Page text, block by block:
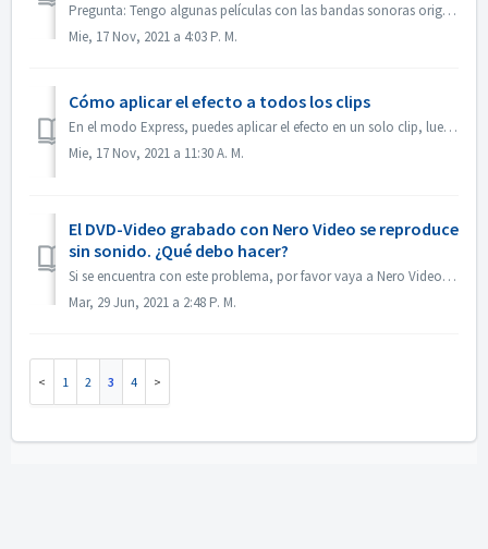
Pregunta: Tengo algunas películas con las bandas sonoras originales en 2 idiomas incluidas (alemán e inglés）. Pero no consigo poner la 2ª pista de audio en ...
Mie, 17 Nov, 2021 a 4:03 P. M.
Cómo aplicar el efecto a todos los clips
En el modo Express, puedes aplicar el efecto en un solo clip, luego abre el "Control de efectos Express", activa "Aplicar a todos los clips o...
Mie, 17 Nov, 2021 a 11:30 A. M.
El DVD-Video grabado con Nero Video se reproduce
sin sonido. ¿Qué debo hacer?
Si se encuentra con este problema, por favor vaya a Nero Video, previsualice su proyecto fuente. Asegúrese de que antes de grabar, el sonido está bien. Si n...
Mar, 29 Jun, 2021 a 2:48 P. M.
1 2 3 4